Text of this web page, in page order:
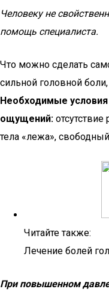
Человеку не
помощь специалиста.
Что можно сделать
сильной головной
Необходимые условия
ощущений:
тела «лежа»,
Читайте также:
Лечение болей
При повышенном